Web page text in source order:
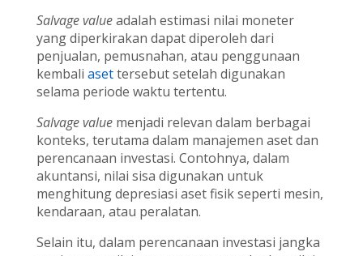
Salvage valueadalah estimasi nilai moneter
yang diperkirakan dapat diperoleh dari
penjualan, pemusnahan, atau penggunaan
kembali asettersebut setelah digunakan
selama periode waktu tertentu.
Salvage valuemenjadi relevan dalam berbagai
konteks, terutama dalam manajemen aset dan
perencanaan investasi. Contohnya, dalam
akuntansi, nilai sisa digunakan untuk
menghitung depresiasi aset fisik seperti mesin,
kendaraan, atau peralatan.
Selain itu, dalam perencanaan investasi jangka